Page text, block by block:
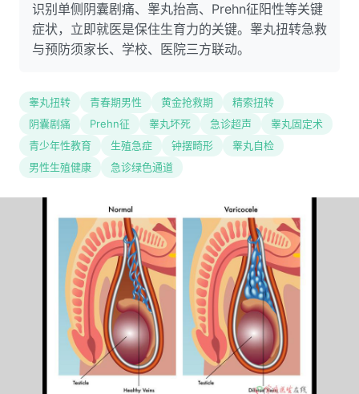
识别单侧阴囊剧痛、睾丸抬高、Prehn征阳性等关键
症状，立即就医是保住生育力的关键。睾丸扭转急救
与预防须家长、学校、医院三方联动。
睾丸扭转 青春期男性 黄金抢救期
精索扭转
阴囊剧痛
Prehn征 睾丸坏死 急诊超声
睾丸固定术
青少年性教育
生殖急症 钟摆畸形
睾丸自检
男性生殖健康
急诊绿色通道